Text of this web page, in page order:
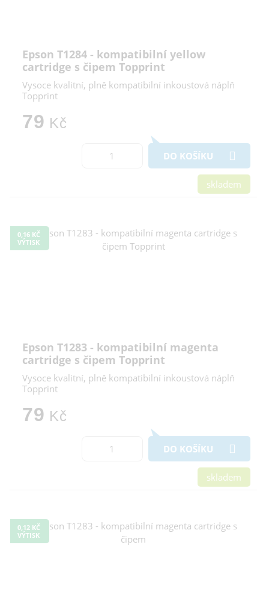
Epson T1284 - kompatibilní yellow
cartridge s čipem Topprint
Vysoce kvalitní, plně kompatibilní inkoustová náplň
Topprint
79 Kč
DO KOŠÍKU
skladem
0,16 KČ
VÝTISK
Epson T1283 - kompatibilní magenta
cartridge s čipem Topprint
Vysoce kvalitní, plně kompatibilní inkoustová náplň
Topprint
79 Kč
DO KOŠÍKU
skladem
0,12 KČ
VÝTISK